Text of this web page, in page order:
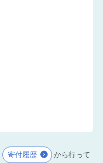
寄付履歴
から行って